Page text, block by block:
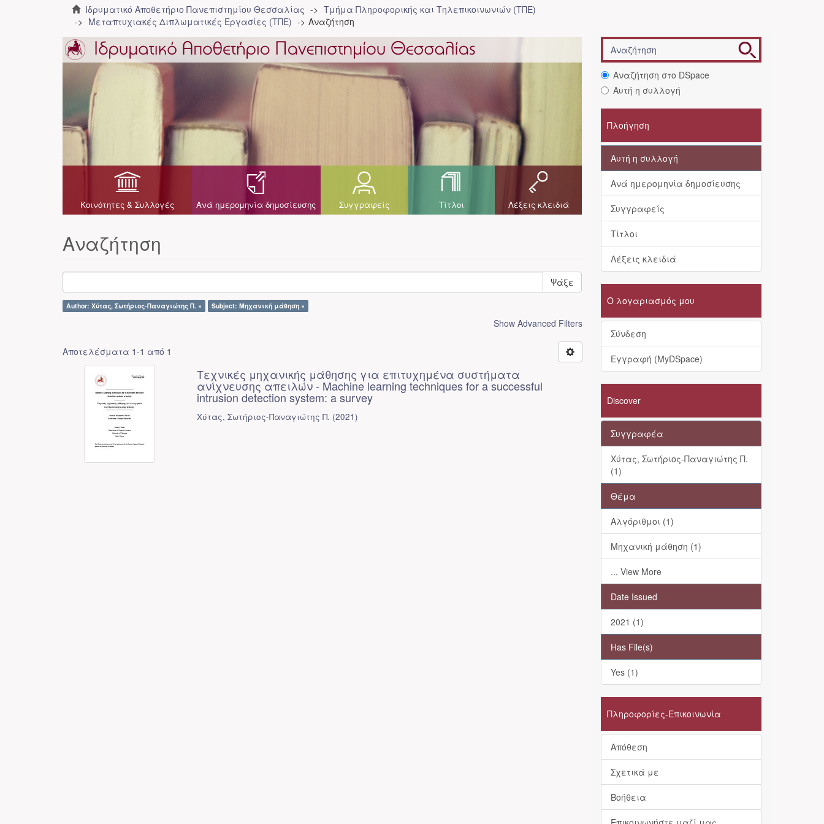
Ιδρυματικό Αποθετήριο Πανεπιστημίου Θεσσαλίας
Τμήμα Πληροφορικής και Τηλεπικοινωνιών (ΤΠΕ)
Μεταπτυχιακές Διπλωματικές Εργασίες (ΤΠΕ)
Αναζήτηση
Κοινότητες & Συλλογές Ανά ημερομηνία δημοσίευσης Συγγραφείς Τίτλοι Λέξεις κλειδιά
Αναζήτηση
Ψάξε
Author: Χύτας, Σωτήριος-Παναγιώτης Π. × Subject: Μηχανική μάθηση ×
Show Advanced Filters
Αποτελέσματα 1-1 από 1
Τεχνικές μηχανικής μάθησης για επιτυχημένα συστήματα
ανίχνευσης απειλών - Machine learning techniques for a successful
intrusion detection system: a survey
Χύτας, Σωτήριος-Παναγιώτης Π. (2021)
Αναζήτηση στο DSpace
Αυτή η συλλογή
Πλοήγηση
Αυτή η συλλογή
Ανά ημερομηνία δημοσίευσης
Συγγραφείς
Τίτλοι
Λέξεις κλειδιά
Ο λογαριασμός μου
Σύνδεση
Εγγραφή (MyDSpace)
Discover
Συγγραφέα
Χύτας, Σωτήριος-Παναγιώτης Π.
(1)
Θέμα
Αλγόριθμοι (1)
Μηχανική μάθηση (1)
... View More
Date Issued
2021 (1)
Has File(s)
Yes (1)
Πληροφορίες-Επικοινωνία
Απόθεση
Σχετικά με
Βοήθεια